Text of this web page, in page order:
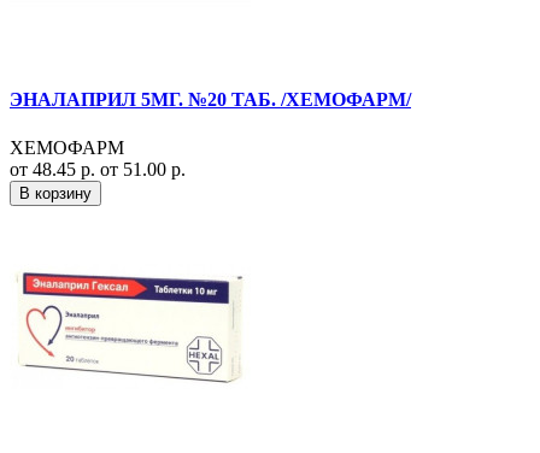
ЭНАЛАПРИЛ 5МГ. №20 ТАБ. /ХЕМОФАРМ/
ХЕМОФАРМ
от 48.45 р. от 51.00 р.
В корзину